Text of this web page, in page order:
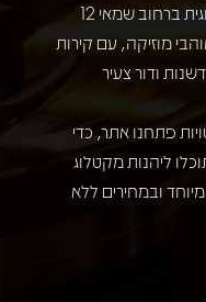
חנות תקליטים מיתולוגית ברחוב שמאי 12
מוזיקה, עם קירות
ודור צעיר
פתחנו אתר, כדי
ליהנות מקטלוג
ובמחירים ללא